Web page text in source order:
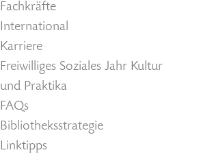
Fachkräfte
International
Karriere
Freiwilliges Soziales Jahr Kultur
und Praktika
FAQs
Bibliotheksstrategie
Linktipps